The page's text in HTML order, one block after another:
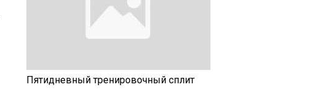
Пятидневный тренировочный сплит